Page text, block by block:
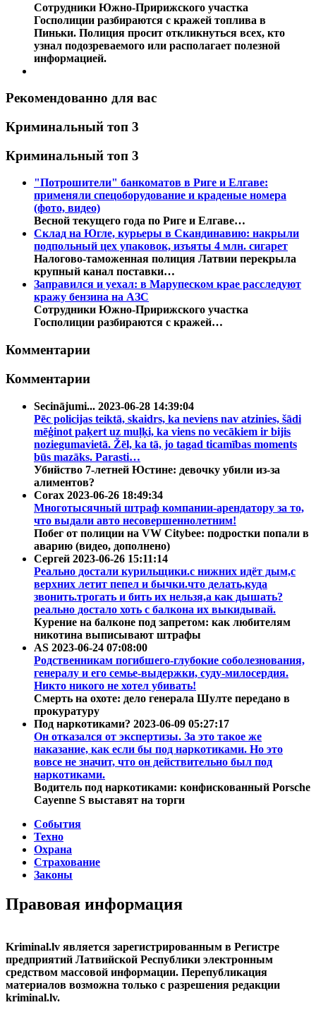
Сотрудники Южно-Пририжского участка
Госполиции разбираются с кражей топлива в
Пиньки. Полиция просит откликнуться всех, кто
узнал подозреваемого или располагает полезной
информацией.
Рекомендованно для вас
Криминальный топ 3
Криминальный топ 3
"Потрошители" банкоматов в Риге и Елгаве:
применяли спецоборудование и краденые номера
(фото, видео)
Весной текущего года по Риге и Елгаве…
Склад на Югле, курьеры в Скандинавию: накрыли
подпольный цех упаковок, изъяты 4 млн. сигарет
Налогово-таможенная полиция Латвии перекрыла
крупный канал поставки…
Заправился и уехал: в Марупеском крае расследуют
кражу бензина на АЗС
Сотрудники Южно-Пририжского участка
Госполиции разбираются с кражей…
Комментарии
Комментарии
Secinājumi... 2023-06-28 14:39:04
Pēc policijas teiktā, skaidrs, ka neviens nav atzinies, šādi
mēģinot paķert uz muļķi, ka viens no vecākiem ir bijis
noziegumavietā. Žēl, ka tā, jo tagad ticamības moments
būs mazāks. Parasti…
Убийство 7-летней Юстине: девочку убили из-за
алиментов?
Corax 2023-06-26 18:49:34
Многотысячный штраф компании-арендатору за то,
что выдали авто несовершеннолетним!
Побег от полиции на VW Citybee: подростки попали в
аварию (видео, дополнено)
Сергей 2023-06-26 15:11:14
Реально достали курильщики.с нижних идёт дым,с
верхних летит пепел и бычки.что делать,куда
звонить.трогать и бить их нельзя,а как дышать?
реально достало хоть с балкона их выкидывай.
Курение на балконе под запретом: как любителям
никотина выписывают штрафы
AS 2023-06-24 07:08:00
Родственникам погибшего-глубокие соболезнования,
генералу и его семье-выдержки, суду-милосердия.
Никто никого не хотел убивать!
Смерть на охоте: дело генерала Шулте передано в
прокуратуру
Под наркотиками? 2023-06-09 05:27:17
Он отказался от экспертизы. За это такое же
наказание, как если бы под наркотиками. Но это
вовсе не значит, что он действительно был под
наркотиками.
Водитель под наркотиками: конфискованный Porsche
Cayenne S выставят на торги
События
Техно
Охрана
Страхование
Законы
Правовая информация
Kriminal.lv является зарегистрированным в Регистре
предприятий Латвийской Республики электронным
средством массовой информации. Перепубликация
материалов возможна только с разрешения редакции
kriminal.lv.